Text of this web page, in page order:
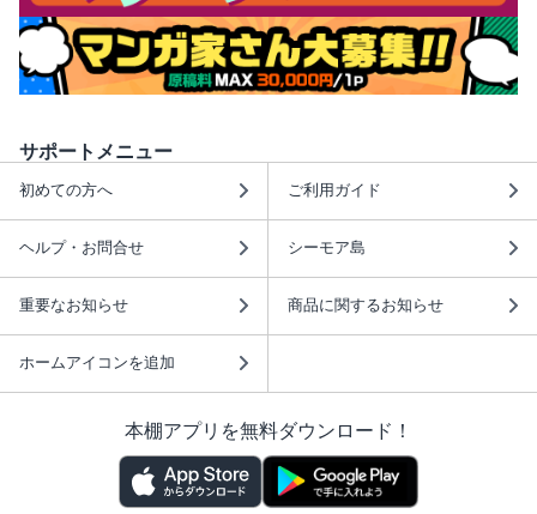
サポートメニュー
初めての方へ ご利用ガイド
ヘルプ・お問合せ シーモア島
重要なお知らせ 商品に関するお知らせ
ホームアイコンを追加
本棚アプリを無料ダウンロード！